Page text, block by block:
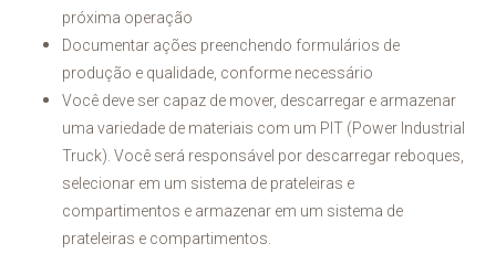
próxima operação
Documentar ações preenchendo formulários de
produção e qualidade, conforme necessário
Você deve ser capaz de mover, descarregar e armazenar
uma variedade de materiais com um PIT (Power Industrial
Truck). Você será responsável por descarregar reboques,
selecionar em um sistema de prateleiras e
compartimentos e armazenar em um sistema de
prateleiras e compartimentos.